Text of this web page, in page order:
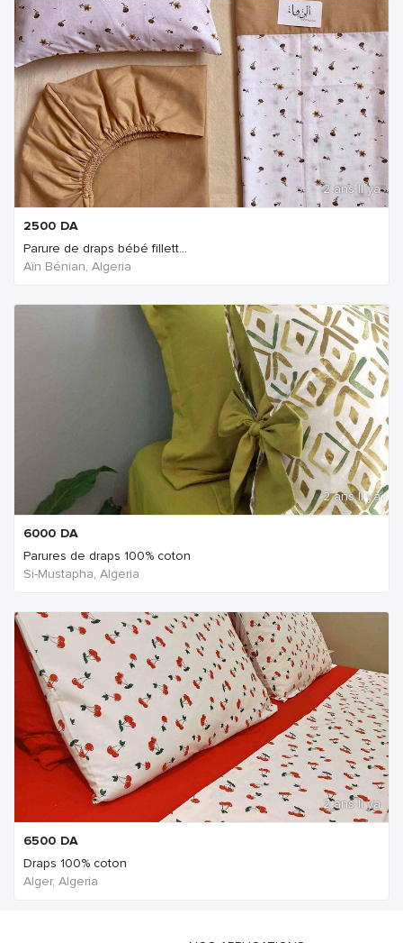
2 ans Il ya
2500 DA
Parure de draps bébé fillett...
Aïn Bénian, Algeria
2 ans Il ya
6000 DA
Parures de draps 100% coton
Si-Mustapha, Algeria
2 ans Il ya
6500 DA
Draps 100% coton
Alger, Algeria